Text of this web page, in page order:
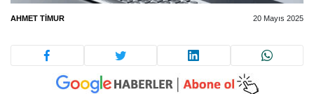
AHMET TIMUR 20 Mayıs 2025